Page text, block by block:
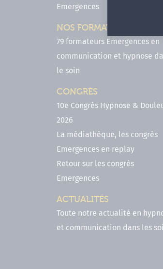
Emergences
NOS FORMATEURS
79 formateurs Emergences en
communication et hypnose
le soin
CONGRÈS
10e Congrès Hypnose &
2026
La médiathèque, les congrès
Emergences en replay
Retour sur les congrès
Emergences
ACTUALITÉS
Toute notre actualité en
et communication dans les